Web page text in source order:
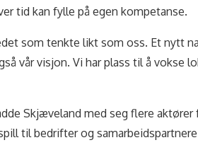
tid kan fylle på egen kompetanse.
som tenkte likt som oss. Et nytt
vår visjon. Vi har plass til å vokse
Skjæveland med seg flere
til bedrifter og